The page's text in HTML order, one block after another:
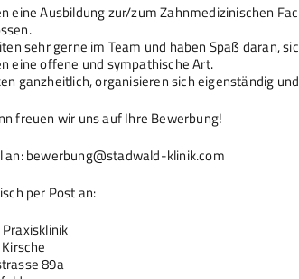
eine Ausbildung zur/zum Zahnmedizinischen
sehr gerne im Team und haben Spaß daran,
eine offene und sympathische Art.
ganzheitlich, organisieren sich eigenständig
freuen wir uns auf Ihre Bewerbung!
an: bewerbung@stadwald-klinik.com
per Post an:
89a